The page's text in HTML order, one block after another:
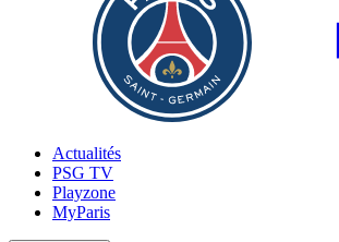
Actualités
PSG TV
Playzone
MyParis